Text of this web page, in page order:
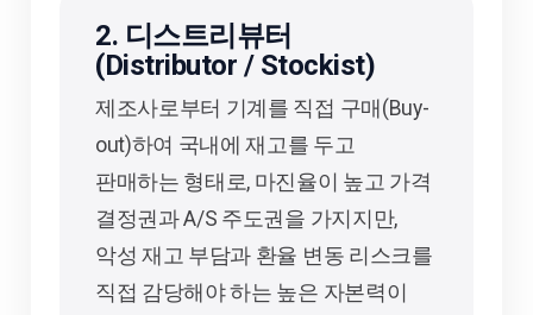
2. 디스트리뷰터
(Distributor / Stockist)
제조사로부터 기계를 직접 구매(Buy-
out)하여 국내에 재고를 두고
판매하는 형태로, 마진율이 높고 가격
결정권과 A/S 주도권을 가지지만,
악성 재고 부담과 환율 변동 리스크를
직접 감당해야 하는 높은 자본력이